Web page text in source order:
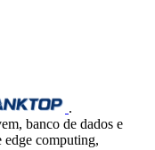
.
banco de dados e
computing,